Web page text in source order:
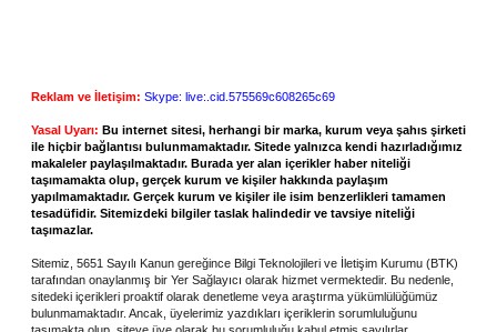
Reklam ve İletişim: Skype: live:.cid.575569c608265c69
Yasal Uyarı: Bu internet sitesi, herhangi bir marka, kurum veya şahıs şirketi
ile hiçbir bağlantısı bulunmamaktadır. Sitede yalnızca kendi hazırladığımız
makaleler paylaşılmaktadır. Burada yer alan içerikler haber niteliği
taşımamakta olup, gerçek kurum ve kişiler hakkında paylaşım
yapılmamaktadır. Gerçek kurum ve kişiler ile isim benzerlikleri tamamen
tesadüfidir. Sitemizdeki bilgiler taslak halindedir ve tavsiye niteliği
taşımazlar.
Sitemiz, 5651 Sayılı Kanun gereğince Bilgi Teknolojileri ve İletişim Kurumu (BTK)
tarafından onaylanmış bir Yer Sağlayıcı olarak hizmet vermektedir. Bu nedenle,
sitedeki içerikleri proaktif olarak denetleme veya araştırma yükümlülüğümüz
bulunmamaktadır. Ancak, üyelerimiz yazdıkları içeriklerin sorumluluğunu